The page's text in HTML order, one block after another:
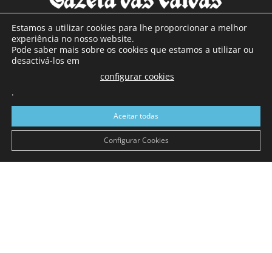
SOBRE NÓS
Com sede nas Caldas da Rainha e mais de 90 anos de
a sul de distrito de Leiria, com mais de 40.000 leitores por
toda a região Oeste. Jornal com distribuição em Portugal
Continental e assinatura online.
Estamos a utilizar cookies para lhe proporcionar a melhor
experiência no nosso website.
Pode saber mais sobre os cookies que estamos a utilizar ou
desactivá-los em
configurar cookies
.
Aceitar todas
Configurar Cookies